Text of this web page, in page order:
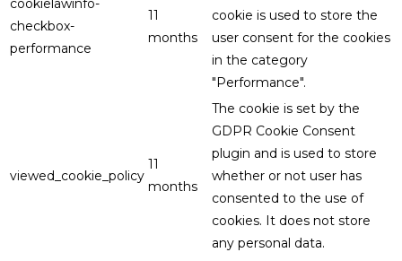
cookielawinfo-
checkbox-
performance
11
months
cookie is used to store the
user consent for the cookies
in the category
"Performance".
viewed_cookie_policy
11
months
The cookie is set by the
GDPR Cookie Consent
plugin and is used to store
whether or not user has
consented to the use of
cookies. It does not store
any personal data.